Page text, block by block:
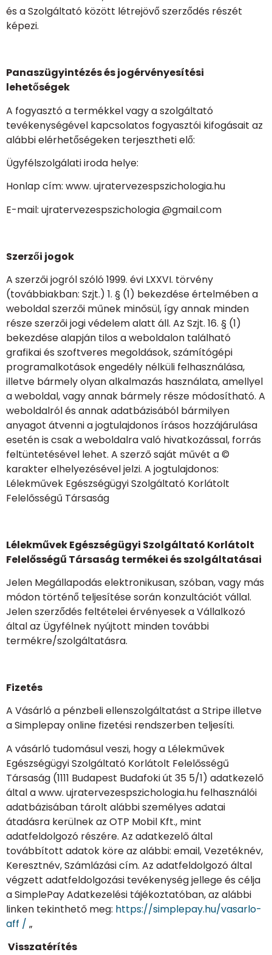
és a Szolgáltató között létrejövő szerződés részét
képezi.
Panaszügyintézés és jogérvényesítési
lehetőségek
A fogyasztó a termékkel vagy a szolgáltató
tevékenységével kapcsolatos fogyasztói kifogásait az
alábbi elérhetőségeken terjesztheti elő:
Ügyfélszolgálati iroda helye:
Honlap cím: www. ujratervezespszichologia.hu
E-mail: ujratervezespszichologia @gmail.com
Szerzői jogok
A szerzői jogról szóló 1999. évi LXXVI. törvény
(továbbiakban: Szjt.) 1. § (1) bekezdése értelmében a
weboldal szerzői műnek minősül, így annak minden
része szerzői jogi védelem alatt áll. Az Szjt. 16. § (1)
bekezdése alapján tilos a weboldalon található
grafikai és szoftveres megoldások, számítógépi
programalkotások engedély nélküli felhasználása,
illetve bármely olyan alkalmazás használata, amellyel
a weboldal, vagy annak bármely része módosítható. A
weboldalról és annak adatbázisából bármilyen
anyagot átvenni a jogtulajdonos írásos hozzájárulása
esetén is csak a weboldalra való hivatkozással, forrás
feltüntetésével lehet. A szerző saját művét a ©
karakter elhelyezésével jelzi. A jogtulajdonos:
Lélekművek Egészségügyi Szolgáltató Korlátolt
Felelősségű Társaság
Lélekművek Egészségügyi Szolgáltató Korlátolt
Felelősségű Társaság termékei és szolgáltatásai
Jelen Megállapodás elektronikusan, szóban, vagy más
módon történő teljesítése során konzultációt vállal.
Jelen szerződés feltételei érvényesek a Vállalkozó
által az Ügyfélnek nyújtott minden további
termékre/szolgáltatásra.
Fizetés
A Vásárló a pénzbeli ellenszolgáltatást a Stripe illetve
a Simplepay online fizetési rendszerben teljesíti.
A vásárló tudomásul veszi, hogy a Lélekművek
Egészségügyi Szolgáltató Korlátolt Felelősségű
Társaság (1111 Budapest Budafoki út 35 5/1) adatkezelő
által a www. ujratervezespszichologia.hu felhasználói
adatbázisában tárolt alábbi személyes adatai
átadásra kerülnek az OTP Mobil Kft., mint
adatfeldolgozó részére. Az adatkezelő által
továbbított adatok köre az alábbi: email, Vezetéknév,
Keresztnév, Számlázási cím. Az adatfeldolgozó által
végzett adatfeldolgozási tevékenység jellege és célja
a SimplePay Adatkezelési tájékoztatóban, az alábbi
linken tekinthető meg: https://simplepay.hu/vasarlo-
aff / „
Visszatérítés